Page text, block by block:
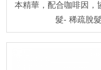
本精華，配合咖啡因，
髮- 稀疏脫